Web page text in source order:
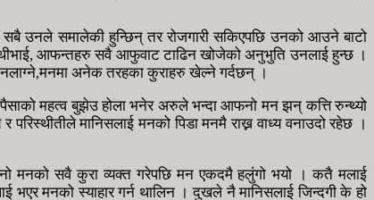
उनले समालेकी हुन्छिन् तर रोजगारी सकिएपछि उनको आउने बाटो
आफन्तहरु सवै आफुवाट टाढिन खोजेको अनुभुति उनलाई हुन्छ ।
नलाग्ने,मनमा अनेक तरहका कुराहरु खेल्ने गर्दछन् ।
पैसाको महत्व बुझेउ होला भनेर अरुले भन्दा आफनो मन झन् कत्ति रुन्थ्यो
परिस्थीतीले मानिसलाई मनको पिडा मनमै राख्न वाध्य वनाउदो रहेछ ।
आफनो मनको सवै कुरा व्यक्त गरेपछि मन एकदमै हलुंगो भयो । कतै मलाई
भएर मनको स्याहार गर्न थालिन । दुखले नै मानिसलाई जिन्दगी के हो